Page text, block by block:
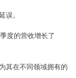
误。
度的营收增长了
其在不同领域拥有的